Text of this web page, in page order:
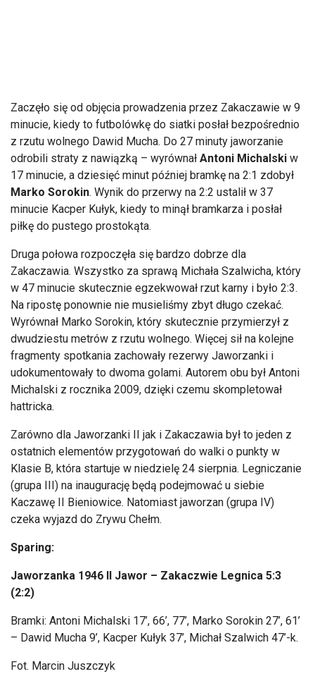
Zaczęło się od objęcia prowadzenia przez Zakaczawie w 9
minucie, kiedy to futbolówkę do siatki posłał bezpośrednio
z rzutu wolnego Dawid Mucha. Do 27 minuty jaworzanie
odrobili straty z nawiązką – wyrównał Antoni Michalski w
17 minucie, a dziesięć minut później bramkę na 2:1 zdobył
Marko Sorokin. Wynik do przerwy na 2:2 ustalił w 37
minucie Kacper Kułyk, kiedy to minął bramkarza i posłał
piłkę do pustego prostokąta.
Druga połowa rozpoczęła się bardzo dobrze dla
Zakaczawia. Wszystko za sprawą Michała Szalwicha, który
w 47 minucie skutecznie egzekwował rzut karny i było 2:3.
Na ripostę ponownie nie musieliśmy zbyt długo czekać.
Wyrównał Marko Sorokin, który skutecznie przymierzył z
dwudziestu metrów z rzutu wolnego. Więcej sił na kolejne
fragmenty spotkania zachowały rezerwy Jaworzanki i
udokumentowały to dwoma golami. Autorem obu był Antoni
Michalski z rocznika 2009, dzięki czemu skompletował
hattricka.
Zarówno dla Jaworzanki II jak i Zakaczawia był to jeden z
ostatnich elementów przygotowań do walki o punkty w
Klasie B, która startuje w niedzielę 24 sierpnia. Legniczanie
(grupa III) na inaugurację będą podejmować u siebie
Kaczawę II Bieniowice. Natomiast jaworzan (grupa IV)
czeka wyjazd do Zrywu Chełm.
Sparing:
Jaworzanka 1946 II Jawor – Zakaczwie Legnica 5:3
(2:2)
Bramki: Antoni Michalski 17’, 66’, 77’, Marko Sorokin 27’, 61’
– Dawid Mucha 9’, Kacper Kułyk 37’, Michał Szalwich 47’-k.
Fot. Marcin Juszczyk